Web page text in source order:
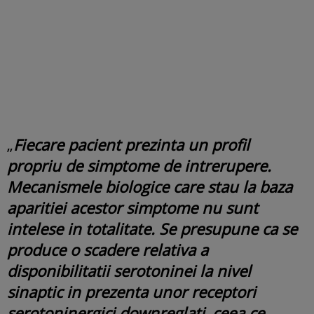
„Fiecare pacient prezinta un profil
propriu de simptome de intrerupere.
Mecanismele biologice care stau la baza
aparitiei acestor simptome nu sunt
intelese in totalitate. Se presupune ca se
produce o scadere relativa a
disponibilitatii serotoninei la nivel
sinaptic in prezenta unor receptori